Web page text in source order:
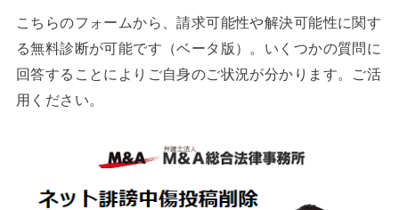
こちらのフォームから、請求可能性や解決可能性に関す
る無料診断が可能です（ベータ版）。いくつかの質問に
回答することによりご自身のご状況が分かります。ご活
用ください。